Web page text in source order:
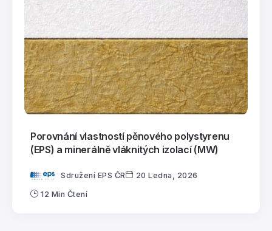
Porovnání vlastností pěnového polystyrenu
(EPS) a minerálně vláknitých izolací (MW)
Sdružení EPS ČR 20 Ledna, 2026
12 Min Čtení